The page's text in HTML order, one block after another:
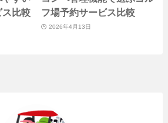
ス比較
フ場予約サービス比較
2026年4月13日